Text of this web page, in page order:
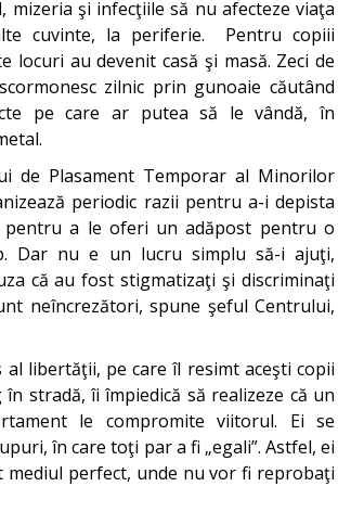
mizeria şi infecţiile să nu afecteze viaţa
cuvinte, la periferie. Pentru copiii
locuri au devenit casă şi masă. Zeci de
zilnic prin gunoaie căutând
pe care ar putea să le vândă, în
de Plasament Temporar al Minorilor
periodic razii pentru a-i depista
pentru a le oferi un adăpost pentru o
Dar nu e un lucru simplu să-i ajuţi,
că au fost stigmatizaţi şi discriminaţi
neîncrezători, spune şeful Centrului,
al libertăţii, pe care îl resimt aceşti copii
stradă, îi împiedică să realizeze că un
le compromite viitorul. Ei se
în care toţi par a fi „egali”. Astfel, ei
mediul perfect, unde nu vor fi reprobaţi